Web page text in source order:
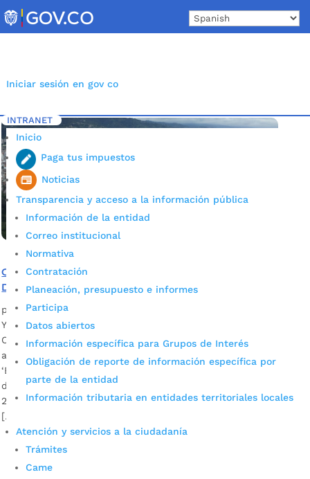
to
content
Iniciar sesión en gov co
INTRANET
Inicio
Paga tus impuestos
Noticias
Transparencia y acceso a la información pública
Información de la entidad
Correo institucional
Normativa
Contratación
Planeación, presupuesto e informes
Participa
Datos abiertos
Información específica para Grupos de Interés
Obligación de reporte de información específica por
parte de la entidad
Información tributaria en entidades territoriales locales
Atención y servicios a la ciudadanía
Trámites
Came
Inicio 5 Etiqueta: Estratégicos
Conozca los seis proyectos estratégicos del Plan de
Desarrollo de Bucaramanga 2020 – 2023
por Alcaldía de Bucaramanga
Ya está listo el documento final que será entregado al
Concejo de Bucaramanga; se espera que este sea aprobado
a finales de mayo próximo. El nuevo Plan de Desarrollo
‘Bucaramanga, ciudad de oportunidades’, que será la hoja
de ruta de la Administración Municipal durante el periodo
2020 – 2023, contiene los siguientes seis grandes proyectos,
[…]